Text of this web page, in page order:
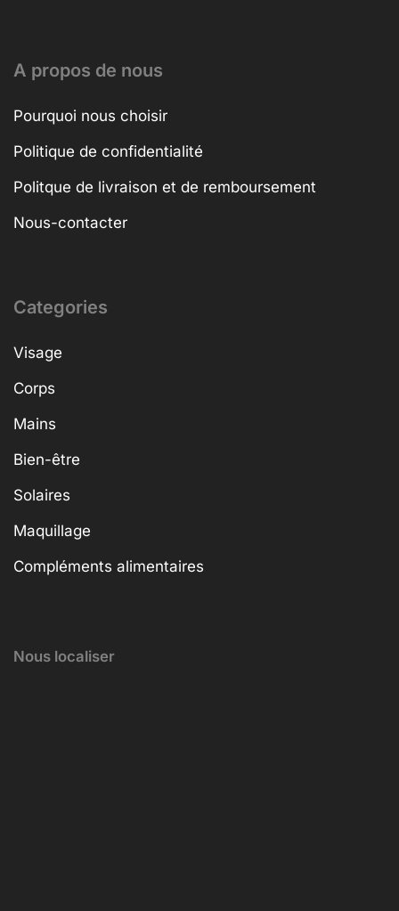
A propos de nous
Pourquoi nous choisir
Politique de confidentialité
Politque de livraison et de remboursement
Nous-contacter
Categories
Visage
Corps
Mains
Bien-être
Solaires
Maquillage
Compléments alimentaires
Nous localiser